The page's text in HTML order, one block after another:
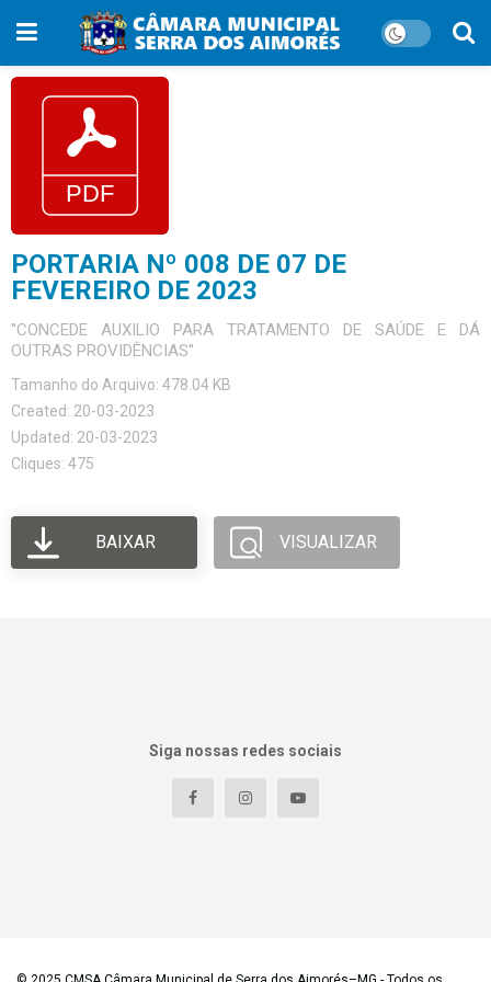
PORTARIA Nº 008 DE 07 DE
FEVEREIRO DE 2023
''CONCEDE AUXILIO PARA TRATAMENTO DE SAÚDE E DÁ
OUTRAS PROVIDÊNCIAS''
Tamanho do Arquivo: 478.04 KB
Created: 20-03-2023
Updated: 20-03-2023
Cliques: 475
BAIXAR VISUALIZAR
Siga nossas redes sociais